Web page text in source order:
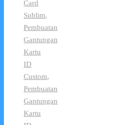
Card
Sublim,
Pembuatan
Gantungan
Kartu
ID
Custom,
Pembuatan
Gantungan
Kartu